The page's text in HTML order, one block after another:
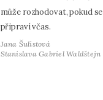
může rozhodovat, pokud se
připraví včas.
Jana Šulistová
Stanislava Gabriel Waldštejn